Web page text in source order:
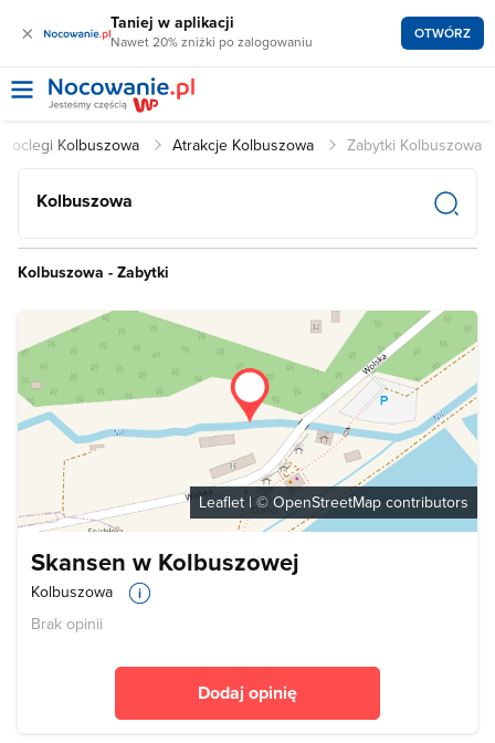
× Taniej w aplikacji
Nawet 20% zniżki po zalogowaniu OTWÓRZ
Noclegi Kolbuszowa Atrakcje Kolbuszowa Zabytki Kolbuszowa
Kolbuszowa
Kolbuszowa - Zabytki
Leaflet| ©OpenStreetMap contributors
Skansen w Kolbuszowej
Kolbuszowa
Brak opinii
Dodaj opinię